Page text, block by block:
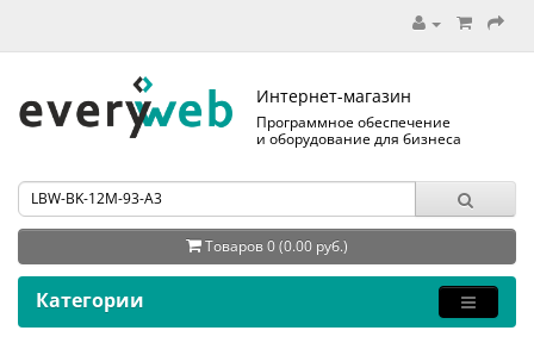
Интернет-магазин
Программное обеспечение
и оборудование для бизнеса
Товаров 0 (0.00 руб.)
Категории